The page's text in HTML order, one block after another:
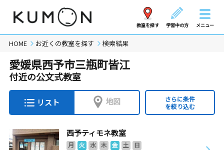
教室を探す 学習中の方 メニュー
HOME お近くの教室を探す 検索結果
愛媛県西予市三瓶町皆江
付近の公文式教室
リスト 地図
さらに条件
を絞り込む
西予ティモネ教室
月 火 水 木 金 土
日